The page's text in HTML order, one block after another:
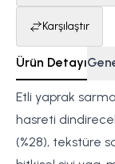
Karşılaştır
Ürün Detayı
Etli yaprak
hasreti
(%28), tekstüre